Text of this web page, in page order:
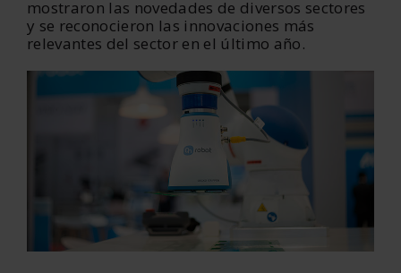
mostraron las novedades de diversos sectores
y se reconocieron las innovaciones más
relevantes del sector en el último año.